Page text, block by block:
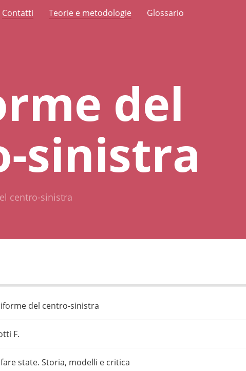
Contatti Teorie e metodologie Glossario
del
sinistra
centro-sinistra
del centro-sinistra
F.
state. Storia, modelli e critica